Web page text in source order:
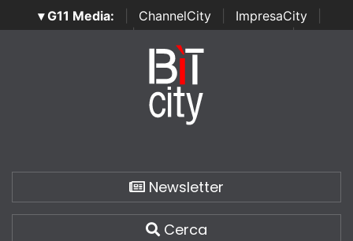
▾ G11 Media: ChannelCity ImpresaCity
SecurityOpenLab | Italian Channel Awards | Italian
Italian Security Awards
Newsletter
Cerca